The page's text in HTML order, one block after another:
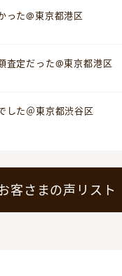
った@東京都港区
査定だった@東京都港区
した＠東京都渋谷区
客さまの声リスト